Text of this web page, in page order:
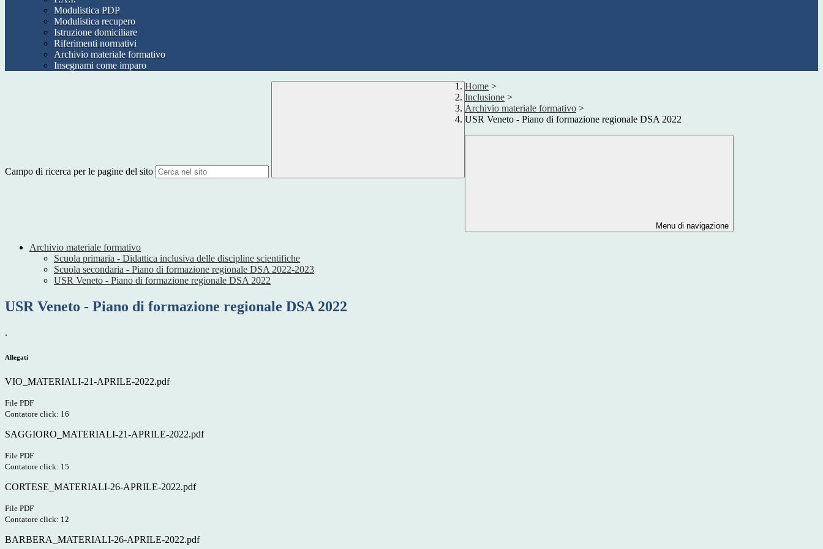
Modulistica PDP
Modulistica recupero
Istruzione domiciliare
Riferimenti normativi
Archivio materiale formativo
Insegnami come imparo
Campo di ricerca per le pagine del sito
Home >
Inclusione >
Archivio materiale formativo >
USR Veneto - Piano di formazione regionale DSA 2022
Menu di navigazione
Archivio materiale formativo
Scuola primaria - Didattica inclusiva delle discipline scientifiche
Scuola secondaria - Piano di formazione regionale DSA 2022-2023
USR Veneto - Piano di formazione regionale DSA 2022
USR Veneto - Piano di formazione regionale DSA 2022
.
Allegati
VIO_MATERIALI-21-APRILE-2022.pdf
File PDF
Contatore click: 16
SAGGIORO_MATERIALI-21-APRILE-2022.pdf
File PDF
Contatore click: 15
CORTESE_MATERIALI-26-APRILE-2022.pdf
File PDF
Contatore click: 12
BARBERA_MATERIALI-26-APRILE-2022.pdf